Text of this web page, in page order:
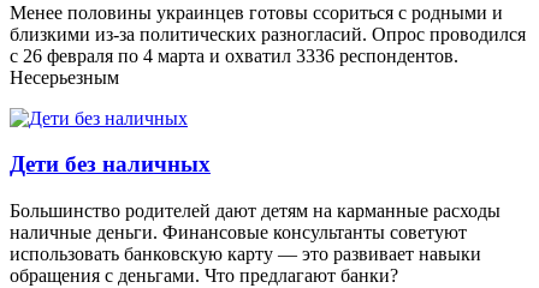
Менее половины украинцев готовы ссориться с родными и
близкими из-за политических разногласий. Опрос проводился
с 26 февраля по 4 марта и охватил 3336 респондентов.
Несерьезным
Дети без наличных
Большинство родителей дают детям на карманные расходы
наличные деньги. Финансовые консультанты советуют
использовать банковскую карту — это развивает навыки
обращения с деньгами. Что предлагают банки?